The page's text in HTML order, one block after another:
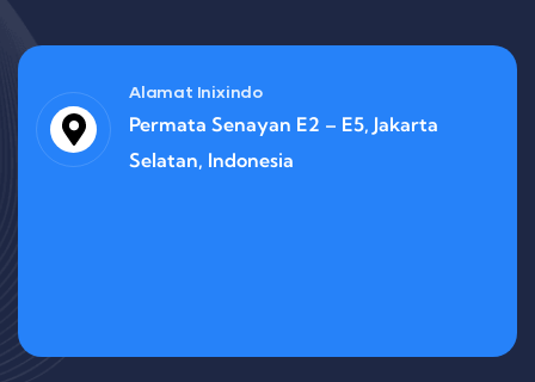
Alamat Inixindo
Permata Senayan E2 – E5, Jakarta
Selatan, Indonesia